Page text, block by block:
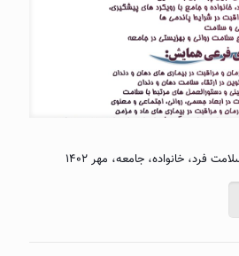
فرد، خانواده، جامعه، مهر ۱۴۰۲